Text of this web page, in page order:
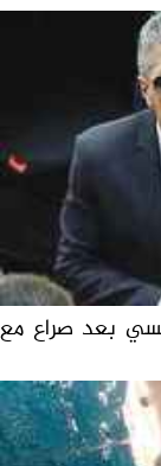
بعد صراع مع